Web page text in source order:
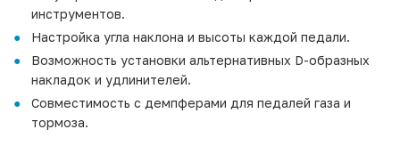
инструментов.
Настройка угла наклона и высоты каждой педали.
Возможность установки альтернативных D-образных
накладок и удлинителей.
Совместимость с демпферами для педалей газа и
тормоза.